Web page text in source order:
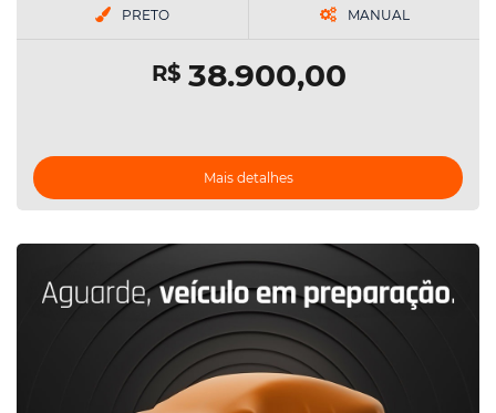
PRETO MANUAL
R$38.900,00
Mais detalhes